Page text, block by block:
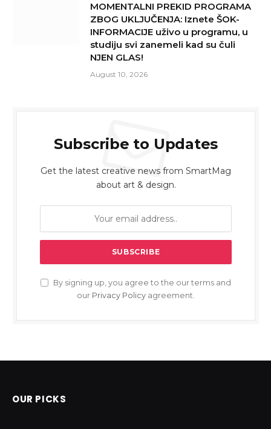
MOMENTALNI PREKID PROGRAMA
ZBOG UKLJUČENJA: Iznete ŠOK-
INFORMACIJE uživo u programu, u
studiju svi zanemeli kad su čuli
NJEN GLAS!
August 10, 2026
Subscribe to Updates
Get the latest creative news from SmartMag
about art & design.
By signing up, you agree to the our terms and
our Privacy Policy agreement.
OUR PICKS